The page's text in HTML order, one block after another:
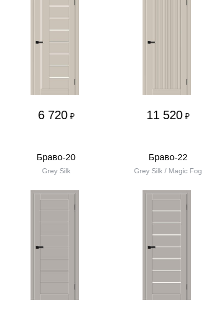
6 720 ₽ 11 520 ₽
Браво-20
Grey Silk
Браво-22
Grey Silk / Magic Fog